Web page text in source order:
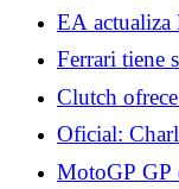
66.399 € en
EA actualiza
26
Ferrari tiene
estos
296
Clutch
el sur de
Oficial:
Ferrari más
MotoGP GP